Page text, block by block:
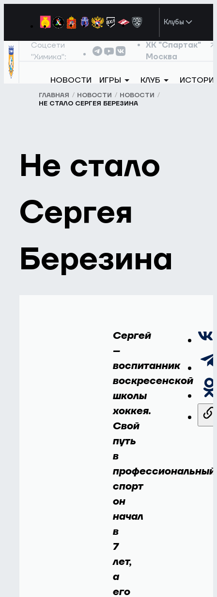
Клубы
Соцсети
"Химика":
ХК "Спартак"
Москва
НОВОСТИ ИГРЫ КЛУБ
ГЛАВНАЯ НОВОСТИ
НОВОСТИ
НЕ СТАЛО СЕРГЕЯ БЕРЕЗИНА
Не стало
Сергея
Березина
Сергей
–
воспитанник
воскресенской
школы
хоккея.
Свой
путь
в
профессиональный
спорт
он
начал
в
7
лет,
а
его